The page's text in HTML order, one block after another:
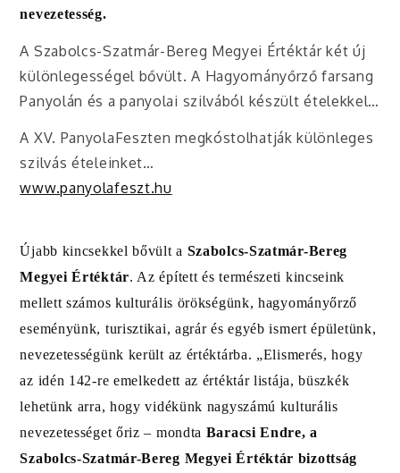
nevezetesség.
A Szabolcs-Szatmár-Bereg Megyei Értéktár két új
különlegességel bővült. A Hagyományőrző farsang
Panyolán és a panyolai szilvából készült ételekkel…
A XV. PanyolaFeszten megkóstolhatják különleges
szilvás ételeinket…
www.panyolafeszt.hu
Újabb kincsekkel bővült a Szabolcs-Szatmár-Bereg
Megyei Értéktár. Az épített és természeti kincseink
mellett számos kulturális örökségünk, hagyományőrző
eseményünk, turisztikai, agrár és egyéb ismert épületünk,
nevezetességünk került az értéktárba. „Elismerés, hogy
az idén 142-re emelkedett az értéktár listája, büszkék
lehetünk arra, hogy vidékünk nagyszámú kulturális
nevezetességet őriz – mondta Baracsi Endre, a
Szabolcs-Szatmár-Bereg Megyei Értéktár bizottság